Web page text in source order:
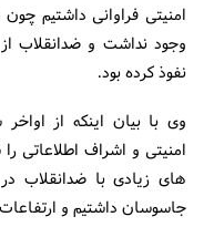
امنیتی فراوانی داشتیم
وجود نداشت و ضدانقلاب
نفوذ کرده بود.
های زیادی با ضدانقلاب
جاسوسان داشتیم و ارتفاعات